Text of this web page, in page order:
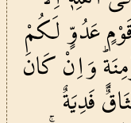
عَدُوٍّلَكُمْ
وَاِنْكَانَ
فَدِيَةٌ